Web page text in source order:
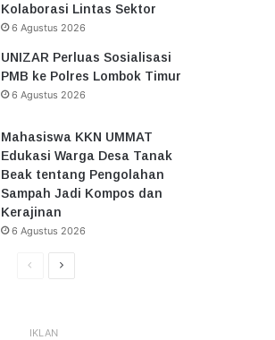
Kolaborasi Lintas Sektor
6 Agustus 2026
UNIZAR Perluas Sosialisasi
PMB ke Polres Lombok Timur
6 Agustus 2026
Mahasiswa KKN UMMAT
Edukasi Warga Desa Tanak
Beak tentang Pengolahan
Sampah Jadi Kompos dan
Kerajinan
6 Agustus 2026
HalamanHalaman
IKLAN